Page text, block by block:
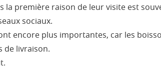
première raison de leur visite est
sociaux.
encore plus importantes, car les
de livraison.